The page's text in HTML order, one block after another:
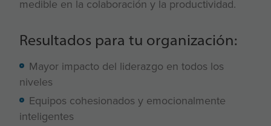
medible en la colaboración y la productividad.
Resultados para tu organización:
Mayor impacto del liderazgo en todos los
niveles
Equipos cohesionados y emocionalmente
inteligentes